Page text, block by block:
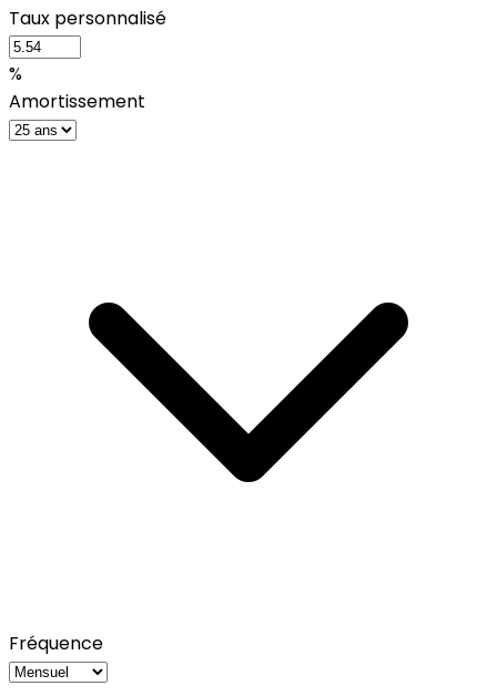
Taux personnalisé
%
Amortissement
Fréquence